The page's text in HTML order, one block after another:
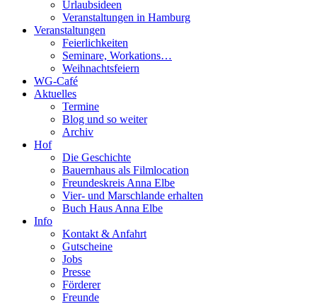
Urlaubsideen
Veranstaltungen in Hamburg
Veranstaltungen
Feierlichkeiten
Seminare, Workations…
Weihnachtsfeiern
WG-Café
Aktuelles
Termine
Blog und so weiter
Archiv
Hof
Die Geschichte
Bauernhaus als Filmlocation
Freundeskreis Anna Elbe
Vier- und Marschlande erhalten
Buch Haus Anna Elbe
Info
Kontakt & Anfahrt
Gutscheine
Jobs
Presse
Förderer
Freunde